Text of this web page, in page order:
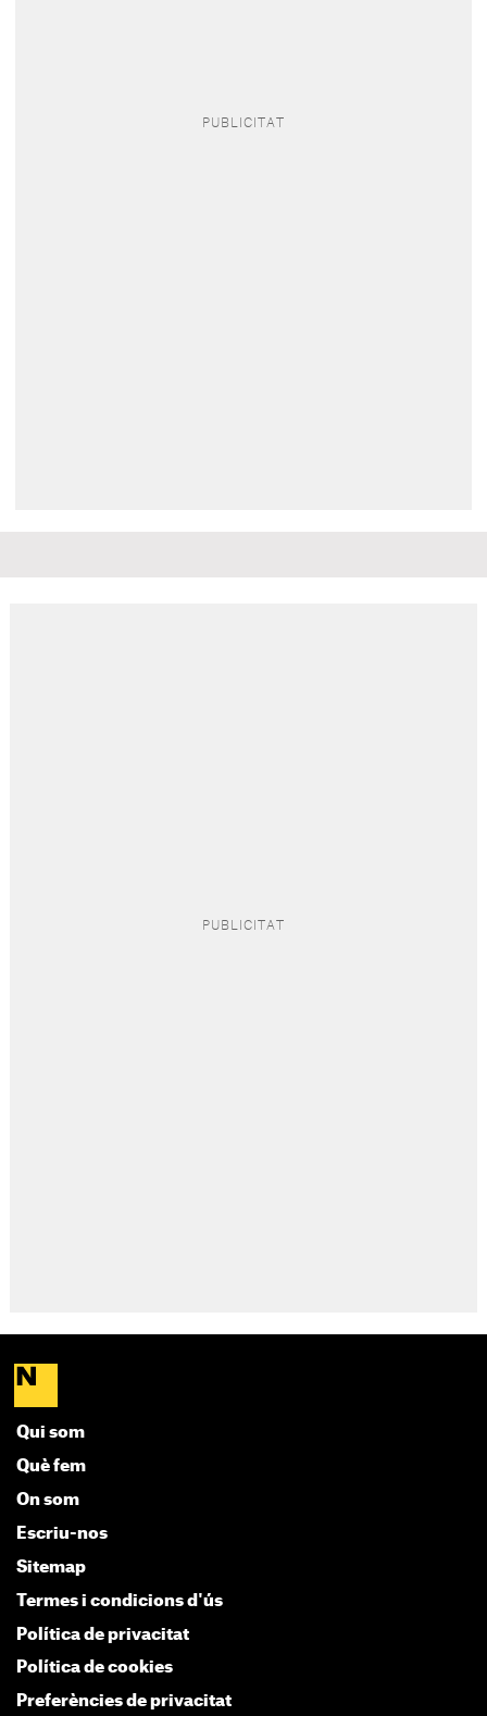
Qui som
Què fem
On som
Escriu-nos
Sitemap
Termes i condicions d'ús
Política de privacitat
Política de cookies
Preferències de privacitat